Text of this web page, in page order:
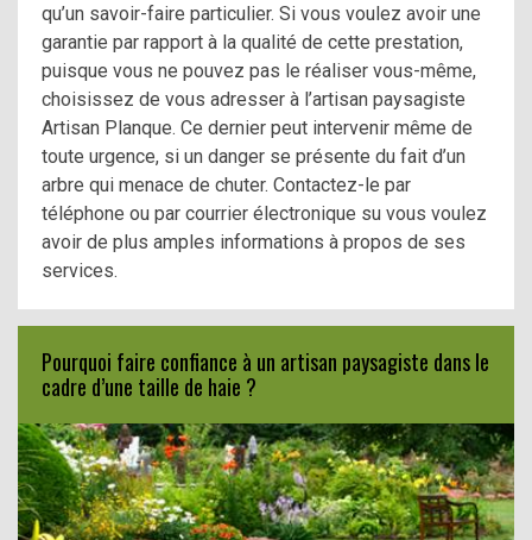
qu’un savoir-faire particulier. Si vous voulez avoir une
garantie par rapport à la qualité de cette prestation,
puisque vous ne pouvez pas le réaliser vous-même,
choisissez de vous adresser à l’artisan paysagiste
Artisan Planque. Ce dernier peut intervenir même de
toute urgence, si un danger se présente du fait d’un
arbre qui menace de chuter. Contactez-le par
téléphone ou par courrier électronique su vous voulez
avoir de plus amples informations à propos de ses
services.
Pourquoi faire confiance à un artisan paysagiste dans le
cadre d’une taille de haie ?